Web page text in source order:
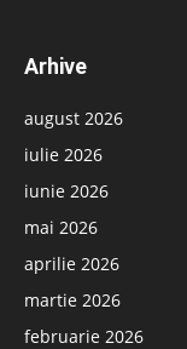
Arhive
august 2026
iulie 2026
iunie 2026
mai 2026
aprilie 2026
martie 2026
februarie 2026